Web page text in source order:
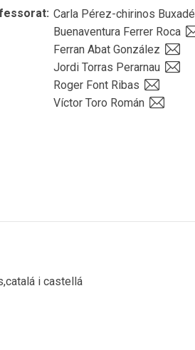
Carla Pérez-chirinos Buxadé
Buenaventura Ferrer Roca
Ferran Abat González
Jordi Torras Perarnau
Roger Font Ribas
Víctor Toro Román
i castellá